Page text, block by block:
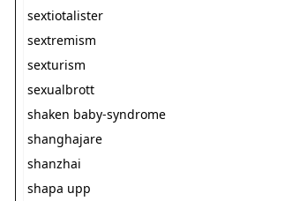
sextiotalister
sextremism
sexturism
sexualbrott
shaken baby-syndrome
shanghajare
shanzhai
shapa upp